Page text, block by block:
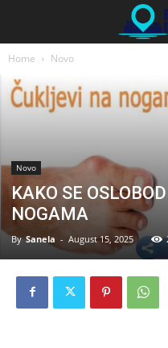
Home Novo
Novo
KAKO SE
NOGAMA
By Sanela - August 15, 2025